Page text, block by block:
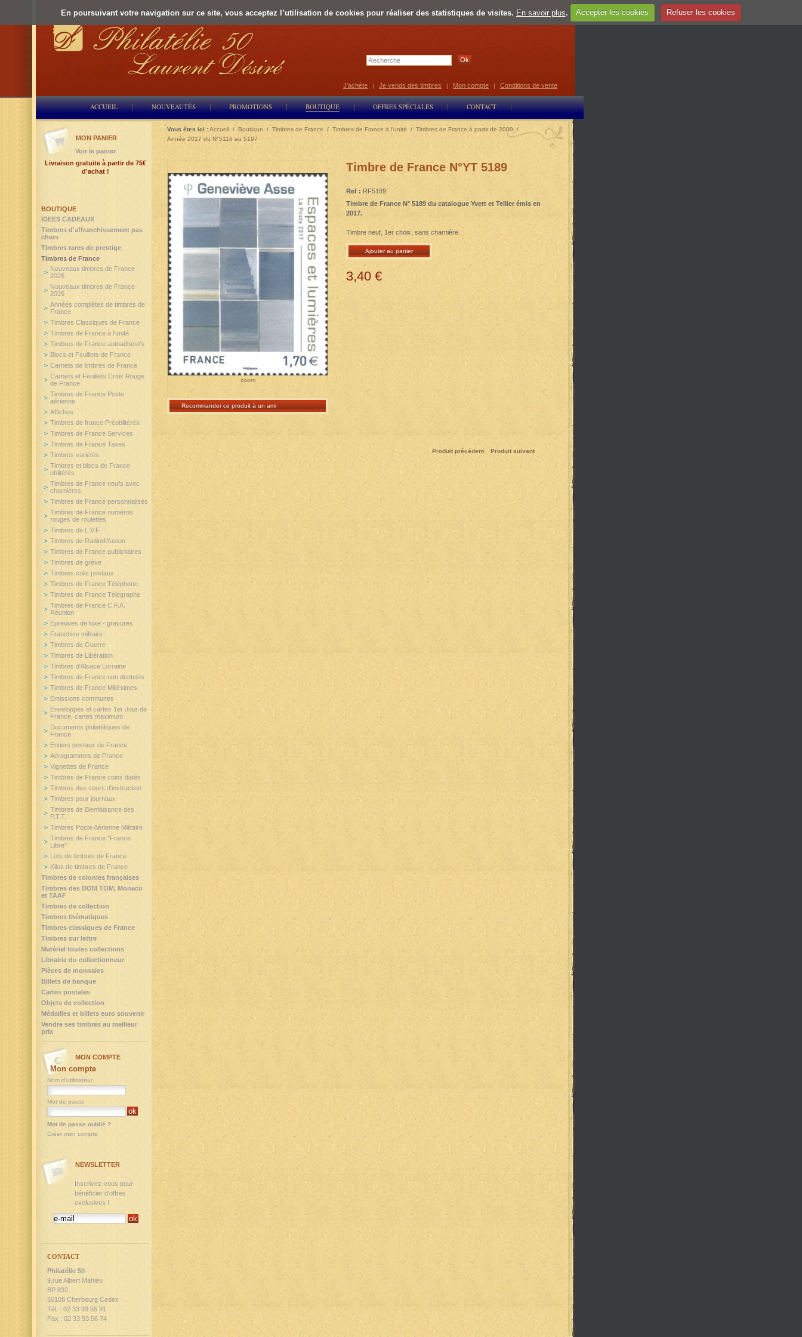
En poursuivant votre navigation sur ce site, vous acceptez l’utilisation de cookies pour réaliser des statistiques de visites. En savoir plus. Accepter les cookies Refuser les cookies
Select Language ▼
ACCUEIL NOUVEAUTÉS PROMOTIONS BOUTIQUE OFFRES SPÉCIALES CONTACT
J'achète | Je vends des timbres | Mon compte | Conditions de vente
Vous êtes ici :Accueil / Boutique /Timbres de France / Timbres de France à l'unité / Timbres de France à partir de 2000/
Année 2017 du N°5116 au 5197
zoom
Recommander ce produit à un ami
Timbre de France N°YT 5189
Ref : RF5189
Timbre de France N° 5189 du catalogue Yvert et Tellier émis en
2017.
Timbre neuf, 1er choix, sans charnière.
Ajouter au panier
3,40 €
Produit précédent Produit suivant
BOUTIQUE
IDEES CADEAUX
Timbres d'affranchissement pas
chers
Timbres rares de prestige
Timbres de France
Nouveaux timbres de France
2026
Nouveaux timbres de France
2025
Années complètes de timbres de
France
Timbres Classiques de France
Timbres de France à l'unité
Timbres de France autoadhésifs
Blocs et Feuillets de France
Carnets de timbres de France
Carnets et Feuillets Croix Rouge
de France
Timbres de France Poste
aérienne
Affiches
Timbres de france Préoblitérés
Timbres de France Services
Timbres de France Taxes
Timbres variétés
Timbres et blocs de France
oblitérés
Timbres de France neufs avec
charnières
Timbres de France personnalisés
Timbres de France numéros
rouges de roulettes
Timbres de L.V.F.
Timbres de Radiodiffusion
Timbres de France publicitaires
Timbres de grève
Timbres colis postaux
Timbres de France Téléphone
Timbres de France Télégraphe
Timbres de France C.F.A.
Réunion
Epreuves de luxe - gravures
Franchise militaire
Timbres de Guerre
Timbres de Libération
Timbres d'Alsace Lorraine
Timbres de France non dentelés
Timbres de France Millésimes
Emissions communes
Enveloppes et cartes 1er Jour de
France, cartes maximum
Documents philatéliques de
France
Entiers postaux de France
Aérogrammes de France
Vignettes de France
Timbres de France coins datés
Timbres des cours d'instruction
Timbres pour journaux
Timbres de Bienfaisance des
P.T.T.
Timbres Poste Aérienne Militaire
Timbres de France "France
Libre"
Lots de timbres de France
Kilos de timbres de France
Timbres de colonies françaises
Timbres des DOM TOM, Monaco
et TAAF
Timbres de collection
Timbres thématiques
Timbres classiques de France
Timbres sur lettre
Matériel toutes collections
Librairie du collectionneur
Pièces de monnaies
Billets de banque
Cartes postales
Objets de collection
Médailles et billets euro souvenir
Vendre ses timbres au meilleur
prix
MON PANIER
Voir le panier
Livraison gratuite à partir de 75€
d'achat !
MON COMPTE
Mon compte
Nom d'utilisateur
Mot de passe
Mot de passe oublié ?
Créer mon compte
NEWSLETTER
Inscrivez-vous pour
bénéficier d'offres
exclusives !
CONTACT
Philatélie 50
9,rue Albert Mahieu
BP 832
50108 Cherbourg Cedex
Tél. : 02 33 93 55 91
Fax : 02 33 93 56 74